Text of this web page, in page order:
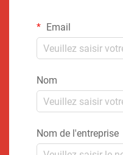
Email
Nom
Nom de l'entreprise